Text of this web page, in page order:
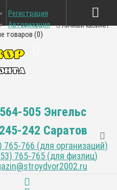
Личный кабинет
Закладки (0)
товаров (0)
505 Энгельс
242 Саратов
765-766 (для организаций)
765-765 (для физлиц)
Регистрация
Авторизация